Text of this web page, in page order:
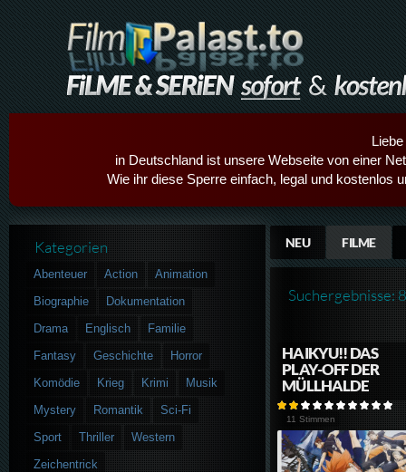
in Deutschland ist unsere Webseite von einer
Wie ihr diese Sperre einfach, legal und kostenlos
NEU FILME
Suchergebnisse: 8
HAIKYU!! DAS
PLAY-OFF DER
MÜLLHALDE
11 Stimmen
Kategorien
Abenteuer Action
Animation
Biographie
Dokumentation
Drama
Englisch
Familie
Fantasy
Geschichte
Horror
Komödie
Krieg Krimi
Musik
Mystery
Romantik
Sci-Fi
Sport
Thriller
Western
Zeichentrick